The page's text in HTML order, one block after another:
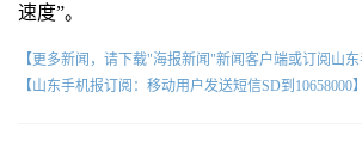
速度”。
【更多新闻，请下载"海报新闻"新闻客户端或订阅山东
【山东手机报订阅：移动用户发送短信SD到10658000】